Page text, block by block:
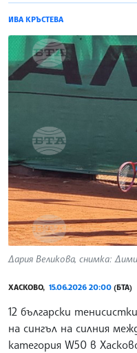
ИВА КРЪСТЕВА
Дария Великова, снимка:
ХАСКОВО, 15.06.2026 20:00 (БТА)
12 български
на сингъл на силния
категория W50 в